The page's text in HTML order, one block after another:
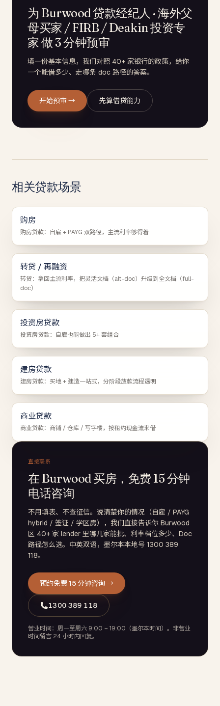
为 Burwood 贷款经纪人 · 海外父
母买家 / FIRB / Deakin 投资专
家 做 3 分钟预审
填一份基本信息，我们对照 40+ 家银行的政策，给你
一个能借多少、走哪条 doc 路径的答案。
开始预审 → 先算借贷能力
相关贷款场景
购房
购房贷款：自雇 + PAYG 双路径，主流利率够得着
转贷 / 再融资
转贷：拿回主流利率，把灵活文档（alt-doc）升级到全文档（full-
doc）
投资房贷款
投资房贷款：自雇也能做出 5+ 套组合
建房贷款
建房贷款：买地 + 建造一站式，分阶段放款流程透明
商业贷款
商业贷款：商铺 / 仓库 / 写字楼，按租约现金流来借
直接联系
在 Burwood 买房，免费 15 分钟
电话咨询
不用填表、不查征信。说清楚你的情况（自雇 / PAYG
hybrid / 签证 / 学区房），我们直接告诉你 Burwood
区 40+ 家 lender 里哪几家能批、利率档位多少、Doc
路径怎么选。中英双语，墨尔本本地号 1300 389
118。
预约免费 15 分钟咨询 →
1300 389 118
营业时间：周一至周六 9:00 – 19:00（墨尔本时间）。非营业
时间留言 24 小时内回复。